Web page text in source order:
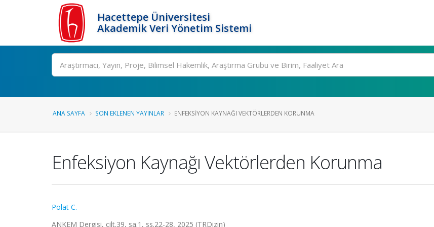
Hacettepe Üniversitesi
Akademik Veri Yönetim Sistemi
Ara
ANA SAYFA SON EKLENEN YAYINLAR ENFEKSIYON KAYNAĞI VEKTÖRLERDEN KORUNMA
Enfeksiyon Kaynağı Vektörlerden Korunma
Polat C.
ANKEM Dergisi, cilt.39, sa.1, ss.22-28, 2025 (TRDizin)